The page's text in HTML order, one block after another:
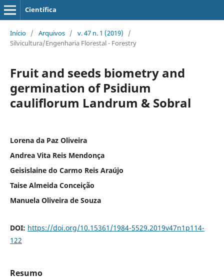
Científica
Início / Arquivos / v. 47 n. 1 (2019)
/
Silvicultura/Engenharia Florestal - Forestry
Fruit and seeds biometry and
germination of Psidium
cauliflorum Landrum & Sobral
Lorena da Paz Oliveira
Andrea Vita Reis Mendonça
Geisislaine do Carmo Reis Araújo
Taise Almeida Conceição
Manuela Oliveira de Souza
DOI: https://doi.org/10.15361/1984-5529.2019v47n1p114-
122
Resumo